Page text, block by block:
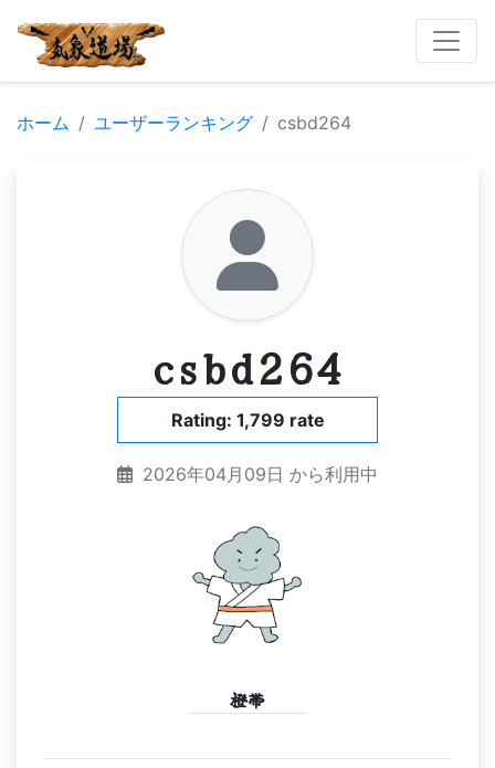
ホーム ユーザーランキング csbd264
csbd264
Rating: 1,799 rate
2026年04月09日 から利用中
橙帯